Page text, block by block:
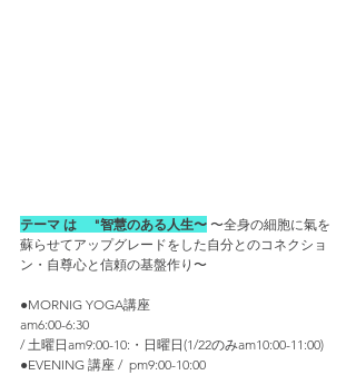
テーマ は "智慧のある人生〜 〜全身の細胞に氣を
蘇らせてアップグレードをした自分とのコネクショ
ン・自尊心と信頼の基盤作り〜
●MORNIG YOGA講座
am6:00-6:30
/ 土曜日am9:00-10:・日曜日(1/22のみam10:00-11:00)
●EVENING 講座 /  pm9:00-10:00